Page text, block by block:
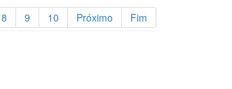
8 9 10 Próximo Fim